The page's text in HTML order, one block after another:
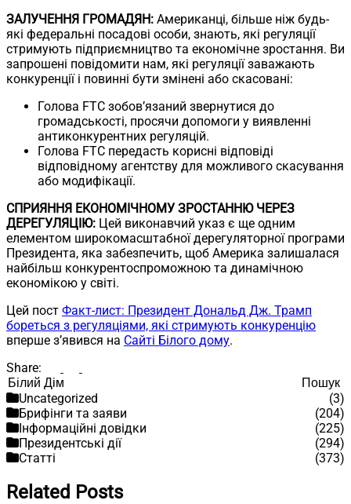
ЗАЛУЧЕННЯ ГРОМАДЯН: Американці, більше ніж будь-
які федеральні посадові особи, знають, які регуляції
стримують підприємництво та економічне зростання. Ви
запрошені повідомити нам, які регуляції заважають
конкуренції і повинні бути змінені або скасовані:
Голова FTC зобов’язаний звернутися до
громадськості, просячи допомоги у виявленні
антиконкурентних регуляцій.
Голова FTC передасть корисні відповіді
відповідному агентству для можливого скасування
або модифікації.
СПРИЯННЯ ЕКОНОМІЧНОМУ ЗРОСТАННЮ ЧЕРЕЗ
ДЕРЕГУЛЯЦІЮ: Цей виконавчий указ є ще одним
елементом широкомасштабної дерегуляторної програми
Президента, яка забезпечить, щоб Америка залишалася
найбільш конкурентоспроможною та динамічною
економікою у світі.
Цей пост Факт-лист: Президент Дональд Дж. Трамп
бореться з регуляціями, які стримують конкуренцію
вперше з’явився на Сайті Білого дому.
Share:
Пошук
Пошук
Uncategorized
(3)
Брифінги та заяви
(204)
Інформаційні довідки
(225)
Президентські дії
(294)
Статті
(373)
Related Posts